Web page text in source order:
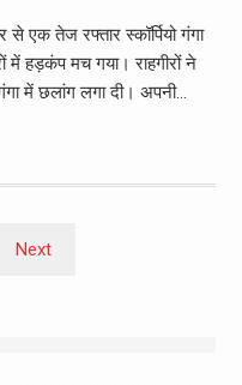
से एक तेज रफ्तार स्कॉर्पियो गंगा
में हड़कंप मच गया। राहगीरों ने
में छलांग लगा दी। अपनी…
Next